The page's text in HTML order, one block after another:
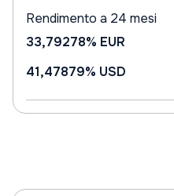
Rendimento a 24 mesi
33,79278% EUR
41,47879% USD